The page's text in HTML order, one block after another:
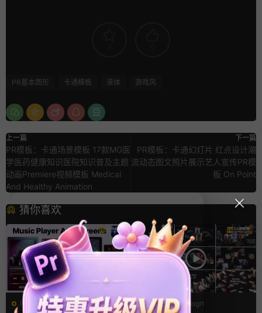
PR基本图形 卡通模板 液体 游戏风
上一篇
PR模板：卡通场景模板 17款MG医
学医药健康知识医院知识普及主题
动画Premiere视频模板 Medical
And Healthy Animation
下一篇
PR模板：卡通幻灯片 红点设计潮
流动态图文照片展示艺人宣传PR模
板 On Point
猜你喜欢
PR基本图形mogrt PR基本图形mogrt